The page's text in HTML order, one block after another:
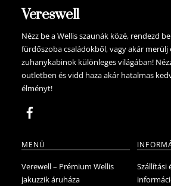
Vereswell
Nézz be a Wellis szaunák közé, rendezd
fürdőszoba családokből, vagy akár merülj
zuhanykabinok különleges világában!
outletben és vidd haza akár hatalmas
élményt!
MENÜ
Verewell – Prémium Wellis
jakuzzik áruháza
Szállítási